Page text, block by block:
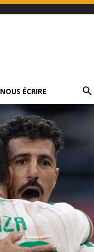
NOUS ÉCRIRE